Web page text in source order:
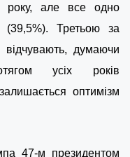
року, але все одно
Третьою за
відчувають, думаючи
усіх років
оптимізм
47-м президентом